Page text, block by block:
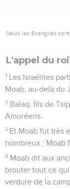
Seuls les Évangiles
L'appel du
1 Les Israélites
Moab, au-delà du
2 Balaq, fils de
Amoréens.
3 Et Moab fut très
nombreux ; Moab
4 Moab dit aux
brouter tout ce
verdure de la